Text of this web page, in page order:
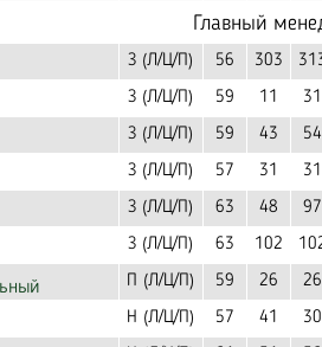
Главный
З (Л/Ц/П) 56 303
З (Л/Ц/П) 59 11 31
З (Л/Ц/П) 59 43 54
З (Л/Ц/П) 57 31 31
З (Л/Ц/П) 63 48 97
З (Л/Ц/П) 63 102
П (Л/Ц/П) 59 26 26
Н (Л/Ц/П) 57 41 30